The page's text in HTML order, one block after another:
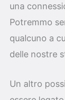
una
Potremmo
qualcuno a
delle nostre
Un altro